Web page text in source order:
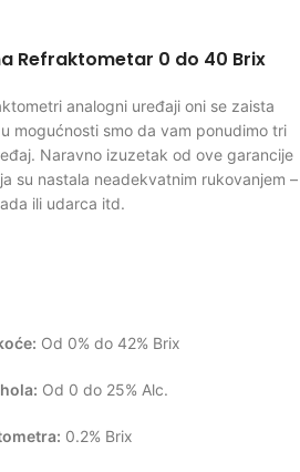
Refraktometar 0 do 40 Brix
analogni uređaji oni se zaista
mogućnosti smo da vam ponudimo tri
Naravno izuzetak od ove garancije
su nastala neadekvatnim rukovanjem –
ili udarca itd.
Od 0% do 42% Brix
Od 0 do 25% Alc.
0.2% Brix